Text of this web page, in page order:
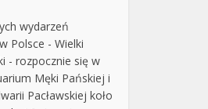
wydarzeń
Polsce - Wielki
- rozpocznie się w
Męki Pańskiej i
Pacławskiej koło